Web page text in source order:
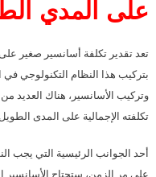
على المدي
تعد تقدير تكلفة أسانسير صغير
بتركيب هذا النظام التكنولوجي في
وتركيب الأسانسير، هناك العديد
تكلفته الإجمالية على المدى
أحد الجوانب الرئيسية التي يجب